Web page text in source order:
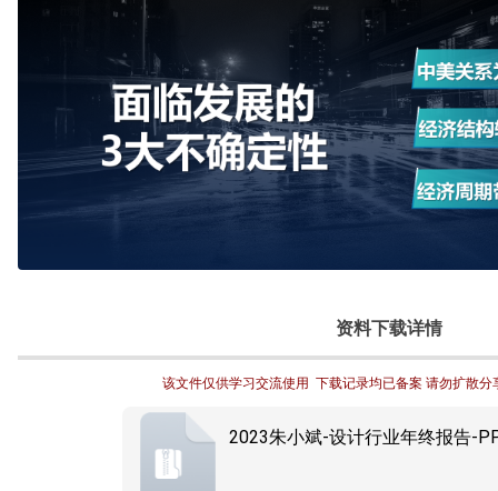
资料下载详情
该文件仅供学习交流使用  下载记录均已备案 请勿扩散分
2023朱小斌-设计行业年终报告-